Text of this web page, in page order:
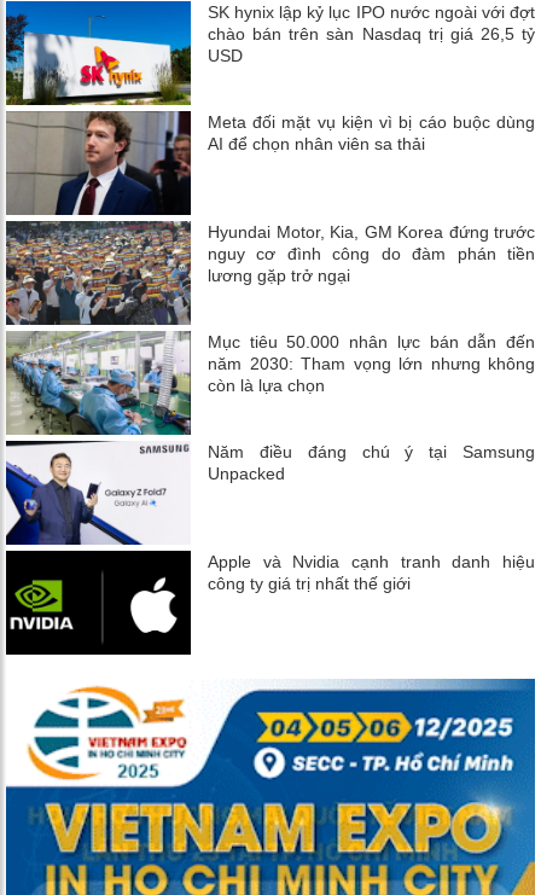
SK hynix lập kỷ lục IPO nước ngoài với đợt
chào bán trên sàn Nasdaq trị giá 26,5 tỷ
USD
Meta đối mặt vụ kiện vì bị cáo buộc dùng
AI để chọn nhân viên sa thải
Hyundai Motor, Kia, GM Korea đứng trước
nguy cơ đình công do đàm phán tiền
lương gặp trở ngại
Mục tiêu 50.000 nhân lực bán dẫn đến
năm 2030: Tham vọng lớn nhưng không
còn là lựa chọn
Năm điều đáng chú ý tại Samsung
Unpacked
Apple và Nvidia cạnh tranh danh hiệu
công ty giá trị nhất thế giới